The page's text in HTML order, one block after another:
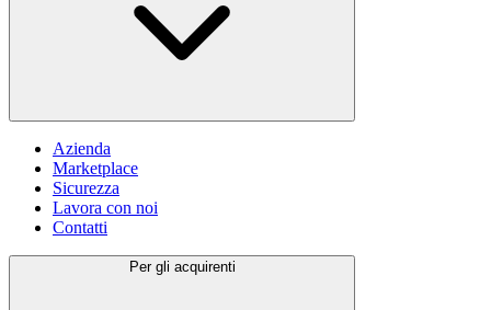
Azienda
Marketplace
Sicurezza
Lavora con noi
Contatti
Per gli acquirenti